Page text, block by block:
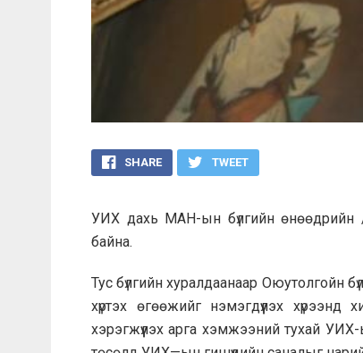
SHARE TWEET
УИХ дахь МАН-ын бүлгийн өнөөдрийн
байна.
Тус бүлгийн хуралдаанаар Оюутолгойн
хүртэх өгөөжийг нэмэгдүүлэх
хэрэгжүүлэх арга хэмжээний тухай